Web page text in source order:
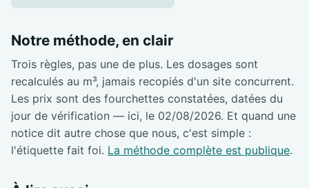
Notre méthode, en clair
Trois règles, pas une de plus. Les dosages sont
recalculés au m³, jamais recopiés d'un site concurrent.
Les prix sont des fourchettes constatées, datées du
jour de vérification — ici, le 02/08/2026. Et quand une
notice dit autre chose que nous, c'est simple :
l'étiquette fait foi. La méthode complète est publique.